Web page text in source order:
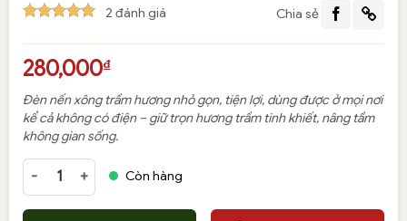
dựa trên
đánh giá
2 đánh giá Chia sẻ
280,000₫
Đèn nến xông trầm hương nhỏ gọn, tiện lợi, dùng được ở mọi nơi
kể cả không có điện – giữ trọn hương trầm tinh khiết, nâng tầm
không gian sống.
Còn hàng
Đèn nến xông trầm hương thơm tinh khiết số lượng